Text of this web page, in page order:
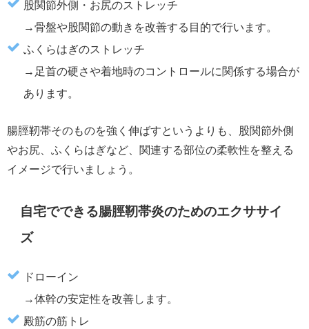
股関節外側・お尻のストレッチ
→骨盤や股関節の動きを改善する目的で行います。
ふくらはぎのストレッチ
→足首の硬さや着地時のコントロールに関係する場合が
あります。
腸脛靭帯そのものを強く伸ばすというよりも、股関節外側
やお尻、ふくらはぎなど、関連する部位の柔軟性を整える
イメージで行いましょう。
自宅でできる腸脛靭帯炎のためのエクササイ
ズ
ドローイン
→体幹の安定性を改善します。
殿筋の筋トレ